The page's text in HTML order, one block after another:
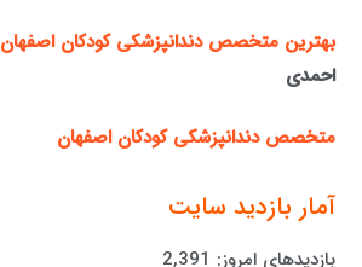
بهترین متخصص دندانپزشکی کودکان اصفهان
احمدی
متخصص دندانپزشکی کودکان اصفهان
آمار بازدید سایت
بازدیدهای امروز: 2,391